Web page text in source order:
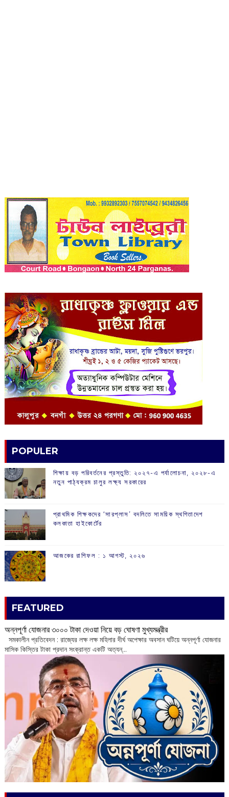
POPULER
শিক্ষায় বড় পরিবর্তনের প্রস্তুতি: ২০২৭-এ পর্যালোচনা, ২০২৮-এ
নতুন পাঠ্যক্রম চালুর লক্ষ্য সরকারের
প্রাথমিক শিক্ষকদের ‘সারপ্লাস’ বদলিতে সাময়িক স্থগিতাদেশ
কলকাতা হাইকোর্টের
আজকের রাশিফল :‌ ‌‌১ আগস্ট, ২০২৬
FEATURED
অন্নপূর্ণা যোজনার ৩০০০ টাকা দেওয়া নিয়ে বড় ঘোষণা মুখ্যমন্ত্রীর
সমকালীন প্রতিবেদন : রাজ্যের লক্ষ লক্ষ মহিলার দীর্ঘ অপেক্ষার অবসান ঘটিয়ে অন্নপূর্ণা যোজনার
মাসিক কিস্তির টাকা প্রদান সংক্রান্ত একটি অত্যন্...